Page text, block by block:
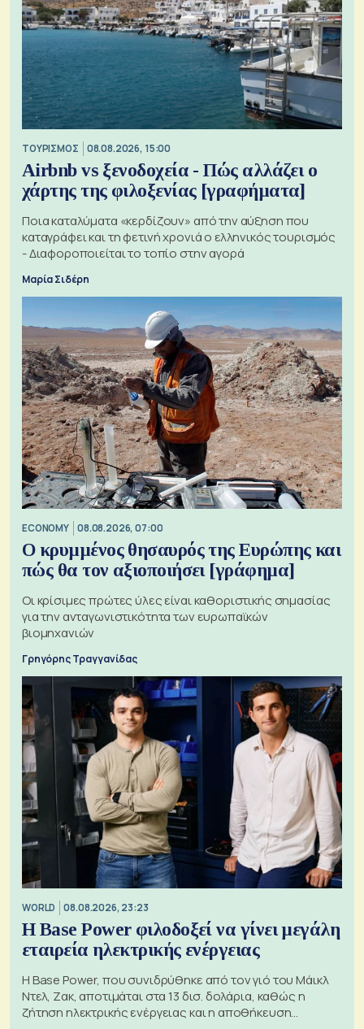
ΤΟΥΡΙΣΜΟΣ 08.08.2026, 15:00
Airbnb vs ξενοδοχεία - Πώς αλλάζει ο
χάρτης της φιλοξενίας [γραφήματα]
Ποια καταλύματα «κερδίζουν» από την αύξηση που
καταγράφει και τη φετινή χρονιά ο ελληνικός τουρισμός
- Διαφοροποιείται το τοπίο στην αγορά
Μαρία Σιδέρη
ECONOMY 08.08.2026, 07:00
Ο κρυμμένος θησαυρός της Ευρώπης και
πώς θα τον αξιοποιήσει [γράφημα]
Οι κρίσιμες πρώτες ύλες είναι καθοριστικής σημασίας
για την ανταγωνιστικότητα των ευρωπαϊκών
βιομηχανιών
Γρηγόρης Τραγγανίδας
WORLD 08.08.2026, 23:23
Η Base Power φιλοδοξεί να γίνει μεγάλη
εταιρεία ηλεκτρικής ενέργειας
Η Base Power, που συνιδρύθηκε από τον γιό του Μάικλ
Ντελ, Ζακ, αποτιμάται στα 13 δισ. δολάρια, καθώς η
ζήτηση ηλεκτρικής ενέργειας και η αποθήκευση